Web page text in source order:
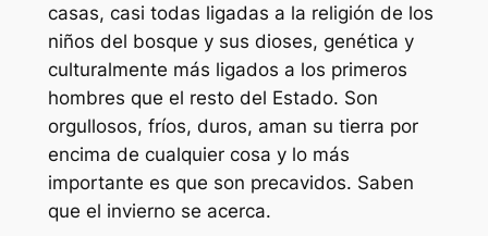
casas, casi todas ligadas a la religión de los
niños del bosque y sus dioses, genética y
culturalmente más ligados a los primeros
hombres que el resto del Estado. Son
orgullosos, fríos, duros, aman su tierra por
encima de cualquier cosa y lo más
importante es que son precavidos. Saben
que el invierno se acerca.